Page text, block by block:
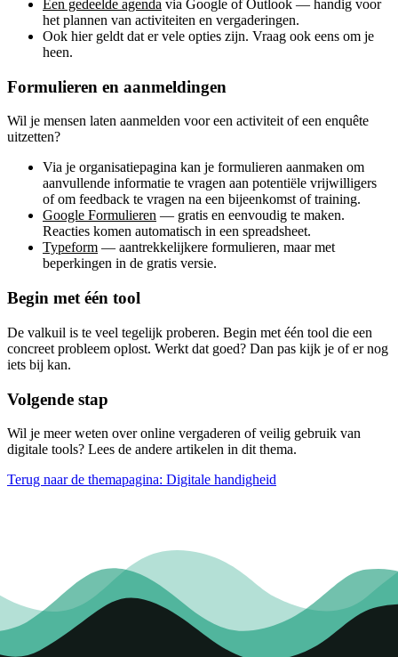
Een gedeelde agenda via Google of Outlook — handig voor
het plannen van activiteiten en vergaderingen.
Ook hier geldt dat er vele opties zijn. Vraag ook eens om je
heen.
Formulieren en aanmeldingen
Wil je mensen laten aanmelden voor een activiteit of een enquête
uitzetten?
Via je organisatiepagina kan je formulieren aanmaken om
aanvullende informatie te vragen aan potentiële vrijwilligers
of om feedback te vragen na een bijeenkomst of training.
Google Formulieren — gratis en eenvoudig te maken.
Reacties komen automatisch in een spreadsheet.
Typeform — aantrekkelijkere formulieren, maar met
beperkingen in de gratis versie.
Begin met één tool
De valkuil is te veel tegelijk proberen. Begin met één tool die een
concreet probleem oplost. Werkt dat goed? Dan pas kijk je of er nog
iets bij kan.
Volgende stap
Wil je meer weten over online vergaderen of veilig gebruik van
digitale tools? Lees de andere artikelen in dit thema.
Terug naar de themapagina: Digitale handigheid